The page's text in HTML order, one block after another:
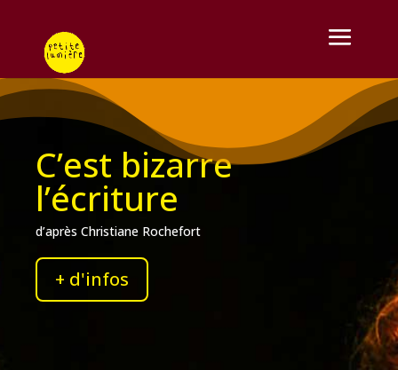
C’est bizarre
l’écriture
d’après Christiane Rochefort
+ d'infos